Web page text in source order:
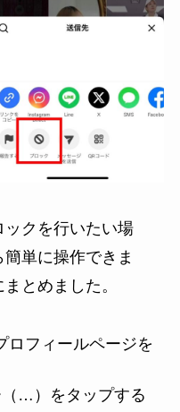
クを行いたい場
単に操作できま
とめました。
ロフィールページを
…）をタップする